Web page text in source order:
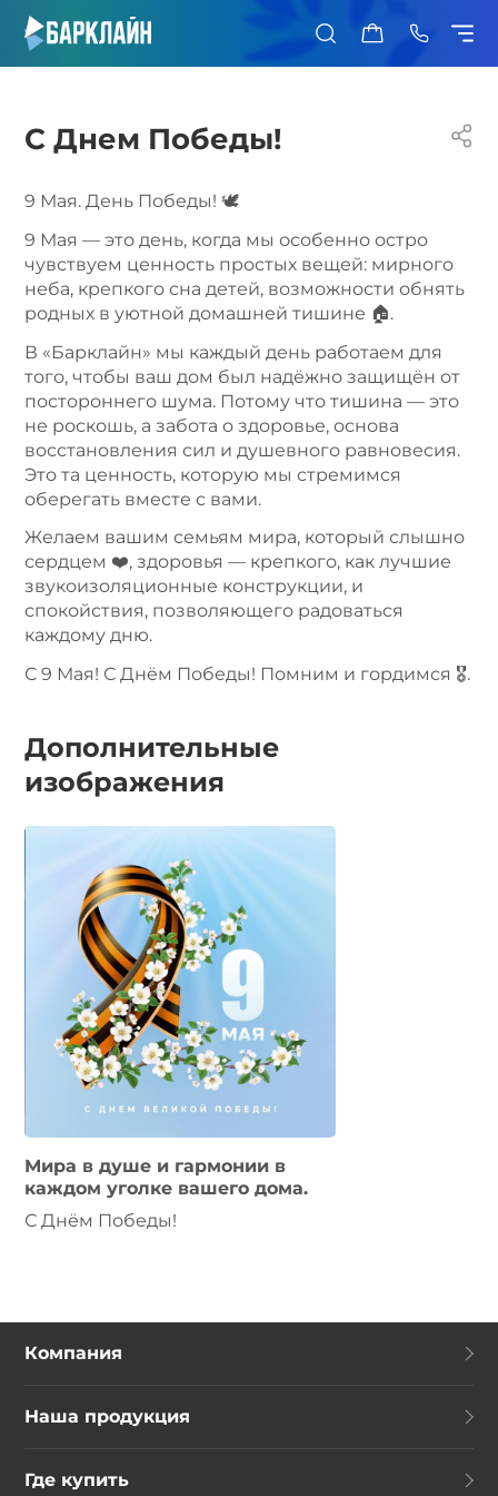
С Днем Победы!
9 Мая. День Победы! 🕊
9 Мая — это день, когда мы особенно остро
чувствуем ценность простых вещей: мирного
неба, крепкого сна детей, возможности обнять
родных в уютной домашней тишине 🏠.
В «Барклайн» мы каждый день работаем для
того, чтобы ваш дом был надёжно защищён от
постороннего шума. Потому что тишина — это
не роскошь, а забота о здоровье, основа
восстановления сил и душевного равновесия.
Это та ценность, которую мы стремимся
оберегать вместе с вами.
Желаем вашим семьям мира, который слышно
сердцем ❤️, здоровья — крепкого, как лучшие
звукоизоляционные конструкции, и
спокойствия, позволяющего радоваться
каждому дню.
С 9 Мая! С Днём Победы! Помним и гордимся 🎖️.
Дополнительные
изображения
Мира в душе и гармонии в
каждом уголке вашего дома.
С Днём Победы!
Компания
Наша продукция
Где купить